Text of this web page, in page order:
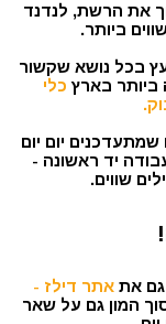
את הרשת, לנדנד
ביותר.
בכל נושא שקשור
ביותר בארץ כלי
יום יום
יד ראשונה -
שווים.
גם אתאתר דילז -
המון גם על שאר